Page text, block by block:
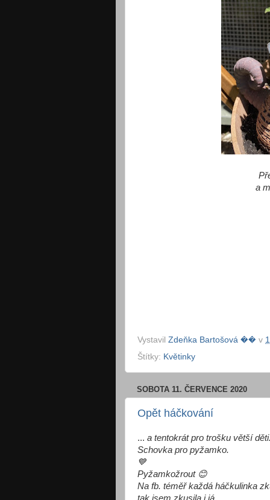
a
Vystavil Zdeňka Bartošová �� v
Štítky: Květinky
SOBOTA 11. ČERVENCE 2020
Opět háčkování
... a tentokrát pro trošku větší
Schovka pro pyžamko.
💙
Pyžamkožrout 😊
Na fb. téměř každá háčkulinka